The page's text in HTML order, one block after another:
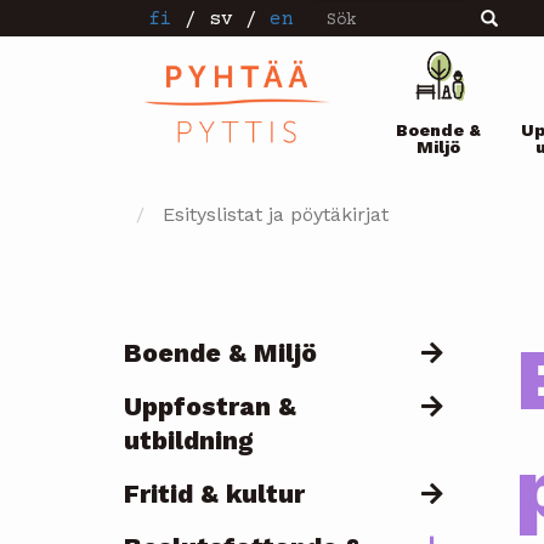
till
fi / sv / en Sök Sök
Boende &
Miljö
Esityslistat ja pöytäkirjat
Päävalikko
Boende & Miljö
Uppfostran &
utbildning
Fritid & kultur